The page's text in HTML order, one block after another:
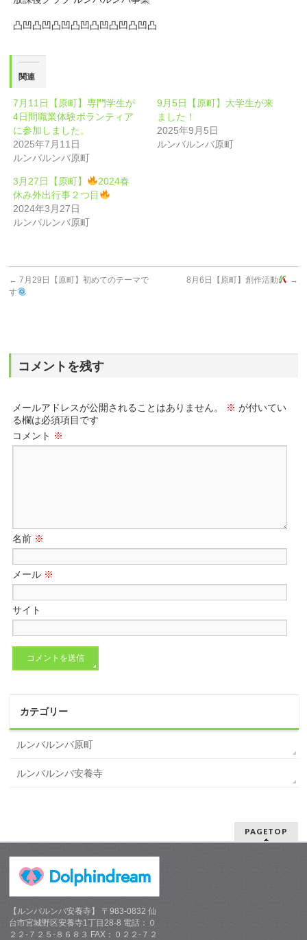
凸凹凸凹凸凹凸凹凸凹凸凹凸凹凸
関連
7月11日【原町】専門学生が
4日間職業体験ボランティア
に参加しました。
2025年7月11日
ルンバルンバ原町
9月5日【原町】大学生が来
ました！
2025年9月5日
ルンバルンバ原町
3月27日【原町】
2024春
休み外出行事２つ目
2024年3月27日
ルンバルンバ原町
← 7月29日【原町】初めてのテーマで
す
8月6日【原町】創作活動 →
コメントを残す
メールアドレスが公開されることはありません。 ※ が付いてい
る欄は必須項目です
コメント ※
名前 ※
メール ※
サイト
カテゴリー
ルンバルンバ原町
ルンバルンバ安養寺
PAGETOP
【ルンバルンバ安養寺】 〒983-0832 仙
台市宮城野区安養寺1丁目28-8 電話：０
２２-７２５-８６８３ FAX：０２２-７２